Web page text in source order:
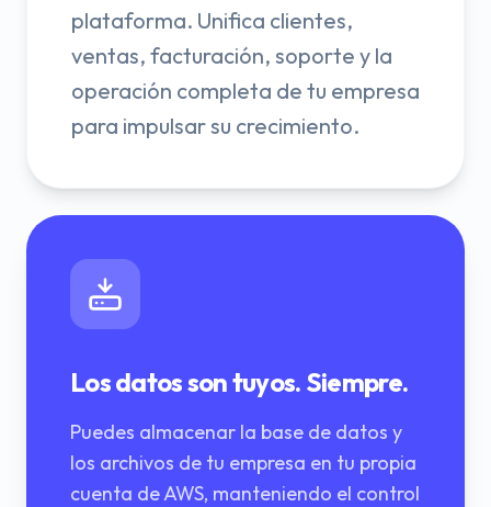
plataforma. Unifica clientes,
ventas, facturación, soporte y la
operación completa de tu empresa
para impulsar su crecimiento.
Los datos son tuyos. Siempre.
Puedes almacenar la base de datos y
los archivos de tu empresa en tu propia
cuenta de AWS, manteniendo el control